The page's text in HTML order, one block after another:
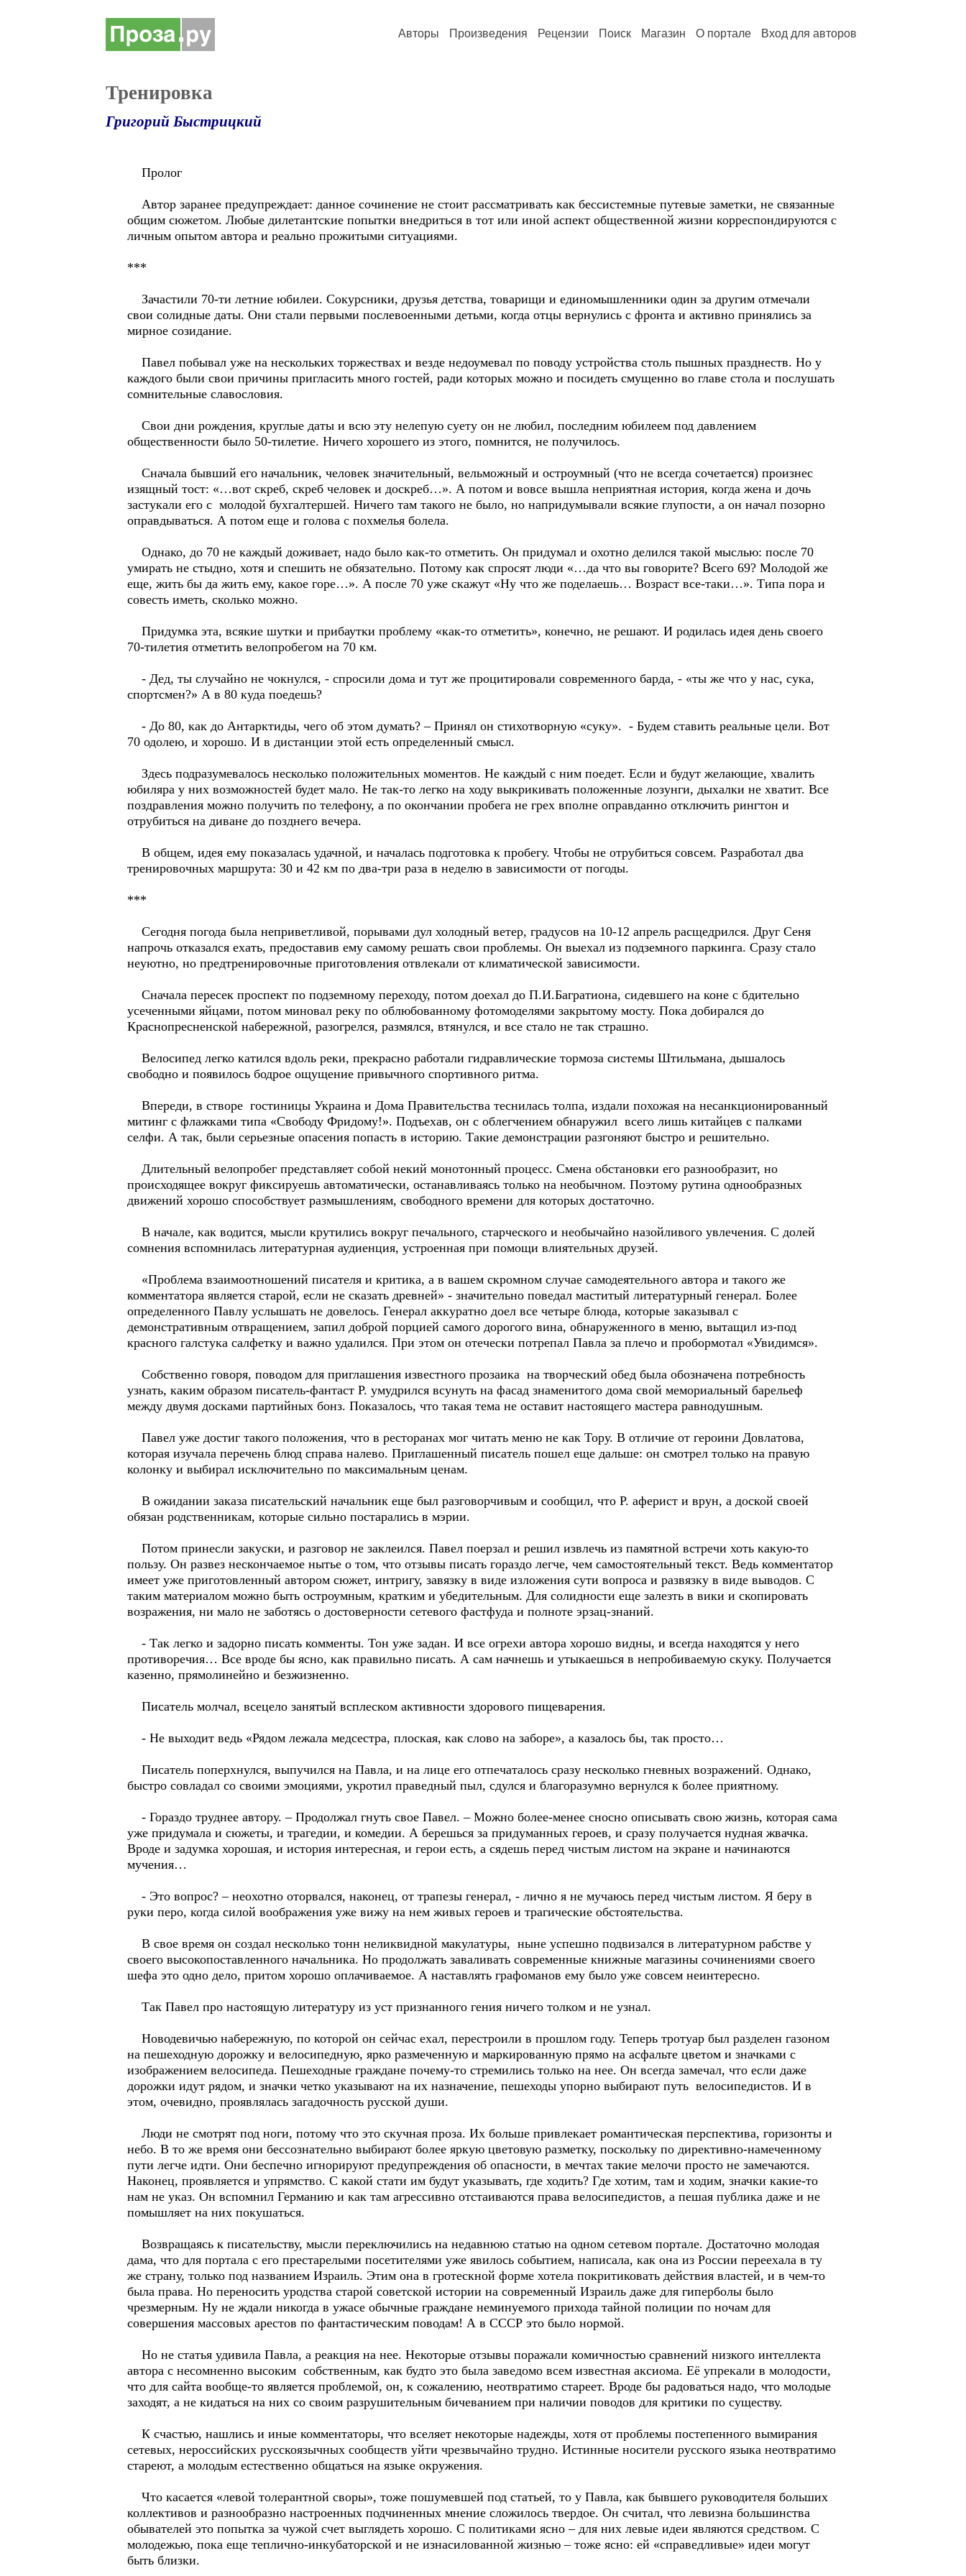
Авторы Произведения Рецензии Поиск Магазин О портале Вход для авторов
Тренировка
Григорий Быстрицкий
Пролог
Автор заранее предупреждает: данное сочинение не стоит рассматривать как бессистемные путевые заметки, не связанные
общим сюжетом. Любые дилетантские попытки внедриться в тот или иной аспект общественной жизни корреспондируются с
личным опытом автора и реально прожитыми ситуациями.
***
Зачастили 70-ти летние юбилеи. Сокурсники, друзья детства, товарищи и единомышленники один за другим отмечали
свои солидные даты. Они стали первыми послевоенными детьми, когда отцы вернулись с фронта и активно принялись за
мирное созидание.
Павел побывал уже на нескольких торжествах и везде недоумевал по поводу устройства столь пышных празднеств. Но у
каждого были свои причины пригласить много гостей, ради которых можно и посидеть смущенно во главе стола и послушать
сомнительные славословия.
Свои дни рождения, круглые даты и всю эту нелепую суету он не любил, последним юбилеем под давлением
общественности было 50-тилетие. Ничего хорошего из этого, помнится, не получилось.
Сначала бывший его начальник, человек значительный, вельможный и остроумный (что не всегда сочетается) произнес
изящный тост: «…вот скреб, скреб человек и доскреб…». А потом и вовсе вышла неприятная история, когда жена и дочь
застукали его с молодой бухгалтершей. Ничего там такого не было, но напридумывали всякие глупости, а он начал позорно
оправдываться. А потом еще и голова с похмелья болела.
Однако, до 70 не каждый доживает, надо было как-то отметить. Он придумал и охотно делился такой мыслью: после 70
умирать не стыдно, хотя и спешить не обязательно. Потому как спросят люди «…да что вы говорите? Всего 69? Молодой же
еще, жить бы да жить ему, какое горе…». А после 70 уже скажут «Ну что же поделаешь… Возраст все-таки…». Типа пора и
совесть иметь, сколько можно.
Придумка эта, всякие шутки и прибаутки проблему «как-то отметить», конечно, не решают. И родилась идея день своего
70-тилетия отметить велопробегом на 70 км.
- Дед, ты случайно не чокнулся, - спросили дома и тут же процитировали современного барда, - «ты же что у нас, сука,
спортсмен?» А в 80 куда поедешь?
- До 80, как до Антарктиды, чего об этом думать? – Принял он стихотворную «суку». - Будем ставить реальные цели. Вот
70 одолею, и хорошо. И в дистанции этой есть определенный смысл.
Здесь подразумевалось несколько положительных моментов. Не каждый с ним поедет. Если и будут желающие, хвалить
юбиляра у них возможностей будет мало. Не так-то легко на ходу выкрикивать положенные лозунги, дыхалки не хватит. Все
поздравления можно получить по телефону, а по окончании пробега не грех вполне оправданно отключить рингтон и
отрубиться на диване до позднего вечера.
В общем, идея ему показалась удачной, и началась подготовка к пробегу. Чтобы не отрубиться совсем. Разработал два
тренировочных маршрута: 30 и 42 км по два-три раза в неделю в зависимости от погоды.
***
Сегодня погода была неприветливой, порывами дул холодный ветер, градусов на 10-12 апрель расщедрился. Друг Сеня
напрочь отказался ехать, предоставив ему самому решать свои проблемы. Он выехал из подземного паркинга. Сразу стало
неуютно, но предтренировочные приготовления отвлекали от климатической зависимости.
Сначала пересек проспект по подземному переходу, потом доехал до П.И.Багратиона, сидевшего на коне с бдительно
усеченными яйцами, потом миновал реку по облюбованному фотомоделями закрытому мосту. Пока добирался до
Краснопресненской набережной, разогрелся, размялся, втянулся, и все стало не так страшно.
Велосипед легко катился вдоль реки, прекрасно работали гидравлические тормоза системы Штильмана, дышалось
свободно и появилось бодрое ощущение привычного спортивного ритма.
Впереди, в створе гостиницы Украина и Дома Правительства теснилась толпа, издали похожая на несанкционированный
митинг с флажками типа «Свободу Фридому!». Подъехав, он с облегчением обнаружил всего лишь китайцев с палками
селфи. А так, были серьезные опасения попасть в историю. Такие демонстрации разгоняют быстро и решительно.
Длительный велопробег представляет собой некий монотонный процесс. Смена обстановки его разнообразит, но
происходящее вокруг фиксируешь автоматически, останавливаясь только на необычном. Поэтому рутина однообразных
движений хорошо способствует размышлениям, свободного времени для которых достаточно.
В начале, как водится, мысли крутились вокруг печального, старческого и необычайно назойливого увлечения. С долей
сомнения вспомнилась литературная аудиенция, устроенная при помощи влиятельных друзей.
«Проблема взаимоотношений писателя и критика, а в вашем скромном случае самодеятельного автора и такого же
комментатора является старой, если не сказать древней» - значительно поведал маститый литературный генерал. Более
определенного Павлу услышать не довелось. Генерал аккуратно доел все четыре блюда, которые заказывал с
демонстративным отвращением, запил доброй порцией самого дорогого вина, обнаруженного в меню, вытащил из-под
красного галстука салфетку и важно удалился. При этом он отечески потрепал Павла за плечо и пробормотал «Увидимся».
Собственно говоря, поводом для приглашения известного прозаика на творческий обед была обозначена потребность
узнать, каким образом писатель-фантаст Р. умудрился всунуть на фасад знаменитого дома свой мемориальный барельеф
между двумя досками партийных бонз. Показалось, что такая тема не оставит настоящего мастера равнодушным.
Павел уже достиг такого положения, что в ресторанах мог читать меню не как Тору. В отличие от героини Довлатова,
которая изучала перечень блюд справа налево. Приглашенный писатель пошел еще дальше: он смотрел только на правую
колонку и выбирал исключительно по максимальным ценам.
В ожидании заказа писательский начальник еще был разговорчивым и сообщил, что Р. аферист и врун, а доской своей
обязан родственникам, которые сильно постарались в мэрии.
Потом принесли закуски, и разговор не заклеился. Павел поерзал и решил извлечь из памятной встречи хоть какую-то
пользу. Он развез нескончаемое нытье о том, что отзывы писать гораздо легче, чем самостоятельный текст. Ведь комментатор
имеет уже приготовленный автором сюжет, интригу, завязку в виде изложения сути вопроса и развязку в виде выводов. С
таким материалом можно быть остроумным, кратким и убедительным. Для солидности еще залезть в вики и скопировать
возражения, ни мало не заботясь о достоверности сетевого фастфуда и полноте эрзац-знаний.
- Так легко и задорно писать комменты. Тон уже задан. И все огрехи автора хорошо видны, и всегда находятся у него
противоречия… Все вроде бы ясно, как правильно писать. А сам начнешь и утыкаешься в непробиваемую скуку. Получается
казенно, прямолинейно и безжизненно.
Писатель молчал, всецело занятый всплеском активности здорового пищеварения.
- Не выходит ведь «Рядом лежала медсестра, плоская, как слово на заборе», а казалось бы, так просто…
Писатель поперхнулся, выпучился на Павла, и на лице его отпечаталось сразу несколько гневных возражений. Однако,
быстро совладал со своими эмоциями, укротил праведный пыл, сдулся и благоразумно вернулся к более приятному.
- Гораздо труднее автору. – Продолжал гнуть свое Павел. – Можно более-менее сносно описывать свою жизнь, которая сама
уже придумала и сюжеты, и трагедии, и комедии. А берешься за придуманных героев, и сразу получается нудная жвачка.
Вроде и задумка хорошая, и история интересная, и герои есть, а сядешь перед чистым листом на экране и начинаются
мучения…
- Это вопрос? – неохотно оторвался, наконец, от трапезы генерал, - лично я не мучаюсь перед чистым листом. Я беру в
руки перо, когда силой воображения уже вижу на нем живых героев и трагические обстоятельства.
В свое время он создал несколько тонн неликвидной макулатуры, ныне успешно подвизался в литературном рабстве у
своего высокопоставленного начальника. Но продолжать заваливать современные книжные магазины сочинениями своего
шефа это одно дело, притом хорошо оплачиваемое. А наставлять графоманов ему было уже совсем неинтересно.
Так Павел про настоящую литературу из уст признанного гения ничего толком и не узнал.
Новодевичью набережную, по которой он сейчас ехал, перестроили в прошлом году. Теперь тротуар был разделен газоном
на пешеходную дорожку и велосипедную, ярко размеченную и маркированную прямо на асфальте цветом и значками с
изображением велосипеда. Пешеходные граждане почему-то стремились только на нее. Он всегда замечал, что если даже
дорожки идут рядом, и значки четко указывают на их назначение, пешеходы упорно выбирают путь велосипедистов. И в
этом, очевидно, проявлялась загадочность русской души.
Люди не смотрят под ноги, потому что это скучная проза. Их больше привлекает романтическая перспектива, горизонты и
небо. В то же время они бессознательно выбирают более яркую цветовую разметку, поскольку по директивно-намеченному
пути легче идти. Они беспечно игнорируют предупреждения об опасности, в мечтах такие мелочи просто не замечаются.
Наконец, проявляется и упрямство. С какой стати им будут указывать, где ходить? Где хотим, там и ходим, значки какие-то
нам не указ. Он вспомнил Германию и как там агрессивно отстаиваются права велосипедистов, а пешая публика даже и не
помышляет на них покушаться.
Возвращаясь к писательству, мысли переключились на недавнюю статью на одном сетевом портале. Достаточно молодая
дама, что для портала с его престарелыми посетителями уже явилось событием, написала, как она из России переехала в ту
же страну, только под названием Израиль. Этим она в гротескной форме хотела покритиковать действия властей, и в чем-то
была права. Но переносить уродства старой советской истории на современный Израиль даже для гиперболы было
чрезмерным. Ну не ждали никогда в ужасе обычные граждане неминуемого прихода тайной полиции по ночам для
совершения массовых арестов по фантастическим поводам! А в СССР это было нормой.
Но не статья удивила Павла, а реакция на нее. Некоторые отзывы поражали комичностью сравнений низкого интеллекта
автора с несомненно высоким собственным, как будто это была заведомо всем известная аксиома. Её упрекали в молодости,
что для сайта вообще-то является проблемой, он, к сожалению, неотвратимо стареет. Вроде бы радоваться надо, что молодые
заходят, а не кидаться на них со своим разрушительным бичеванием при наличии поводов для критики по существу.
К счастью, нашлись и иные комментаторы, что вселяет некоторые надежды, хотя от проблемы постепенного вымирания
сетевых, нероссийских русскоязычных сообществ уйти чрезвычайно трудно. Истинные носители русского языка неотвратимо
стареют, а молодым естественно общаться на языке окружения.
Что касается «левой толерантной своры», тоже пошумевшей под статьей, то у Павла, как бывшего руководителя больших
коллективов и разнообразно настроенных подчиненных мнение сложилось твердое. Он считал, что левизна большинства
обывателей это попытка за чужой счет выглядеть хорошо. С политиками ясно – для них левые идеи являются средством. С
молодежью, пока еще теплично-инкубаторской и не изнасилованной жизнью – тоже ясно: ей «справедливые» идеи могут
быть близки.